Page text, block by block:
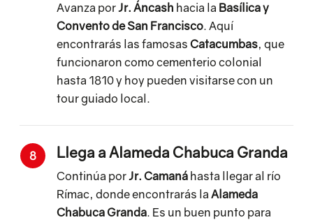
Avanza porJr. Áncash hacia la Basílica y
Convento de San Francisco. Aquí
encontrarás las famosas Catacumbas, que
funcionaron como cementerio colonial
hasta 1810 y hoy pueden visitarse con un
tour guiado local.
8 Llega a Alameda Chabuca Granda
Continúa porJr. Camaná hasta llegar al río
Rímac, donde encontrarás la Alameda
Chabuca Granda. Es un buen punto para